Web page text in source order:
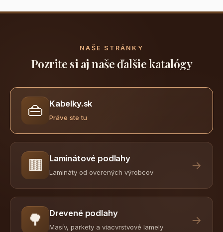
NAŠE STRÁNKY
Pozrite si aj naše ďalšie katalógy
👜 Kabelky.sk
Práve ste tu
🟫 Laminátové podlahy
Lamináty od overených výrobcov
→
🌳 Drevené podlahy
Masív, parkety a viacvrstvové lamely
→